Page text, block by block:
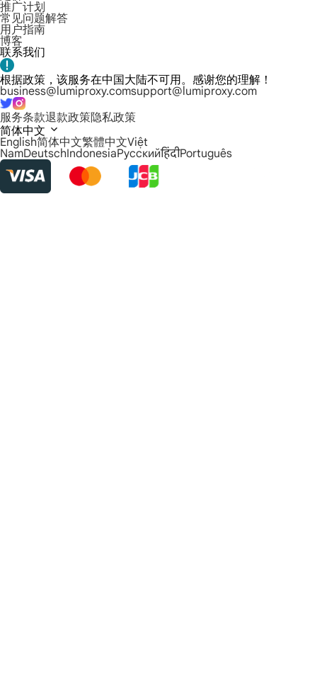
推广计划
常见问题解答
用户指南
博客
联系我们
根据政策，该服务在中国大陆不可用。感谢您的理解！
business@lumiproxy.comsupport@lumiproxy.com
服务条款退款政策隐私政策
简体中文
English简体中文繁體中文Việt
NamDeutschIndonesiaРусскийहिंदीPortuguês